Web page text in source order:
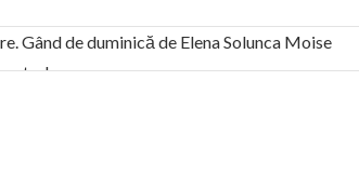
Gând de duminică de Elena Solunca Moise